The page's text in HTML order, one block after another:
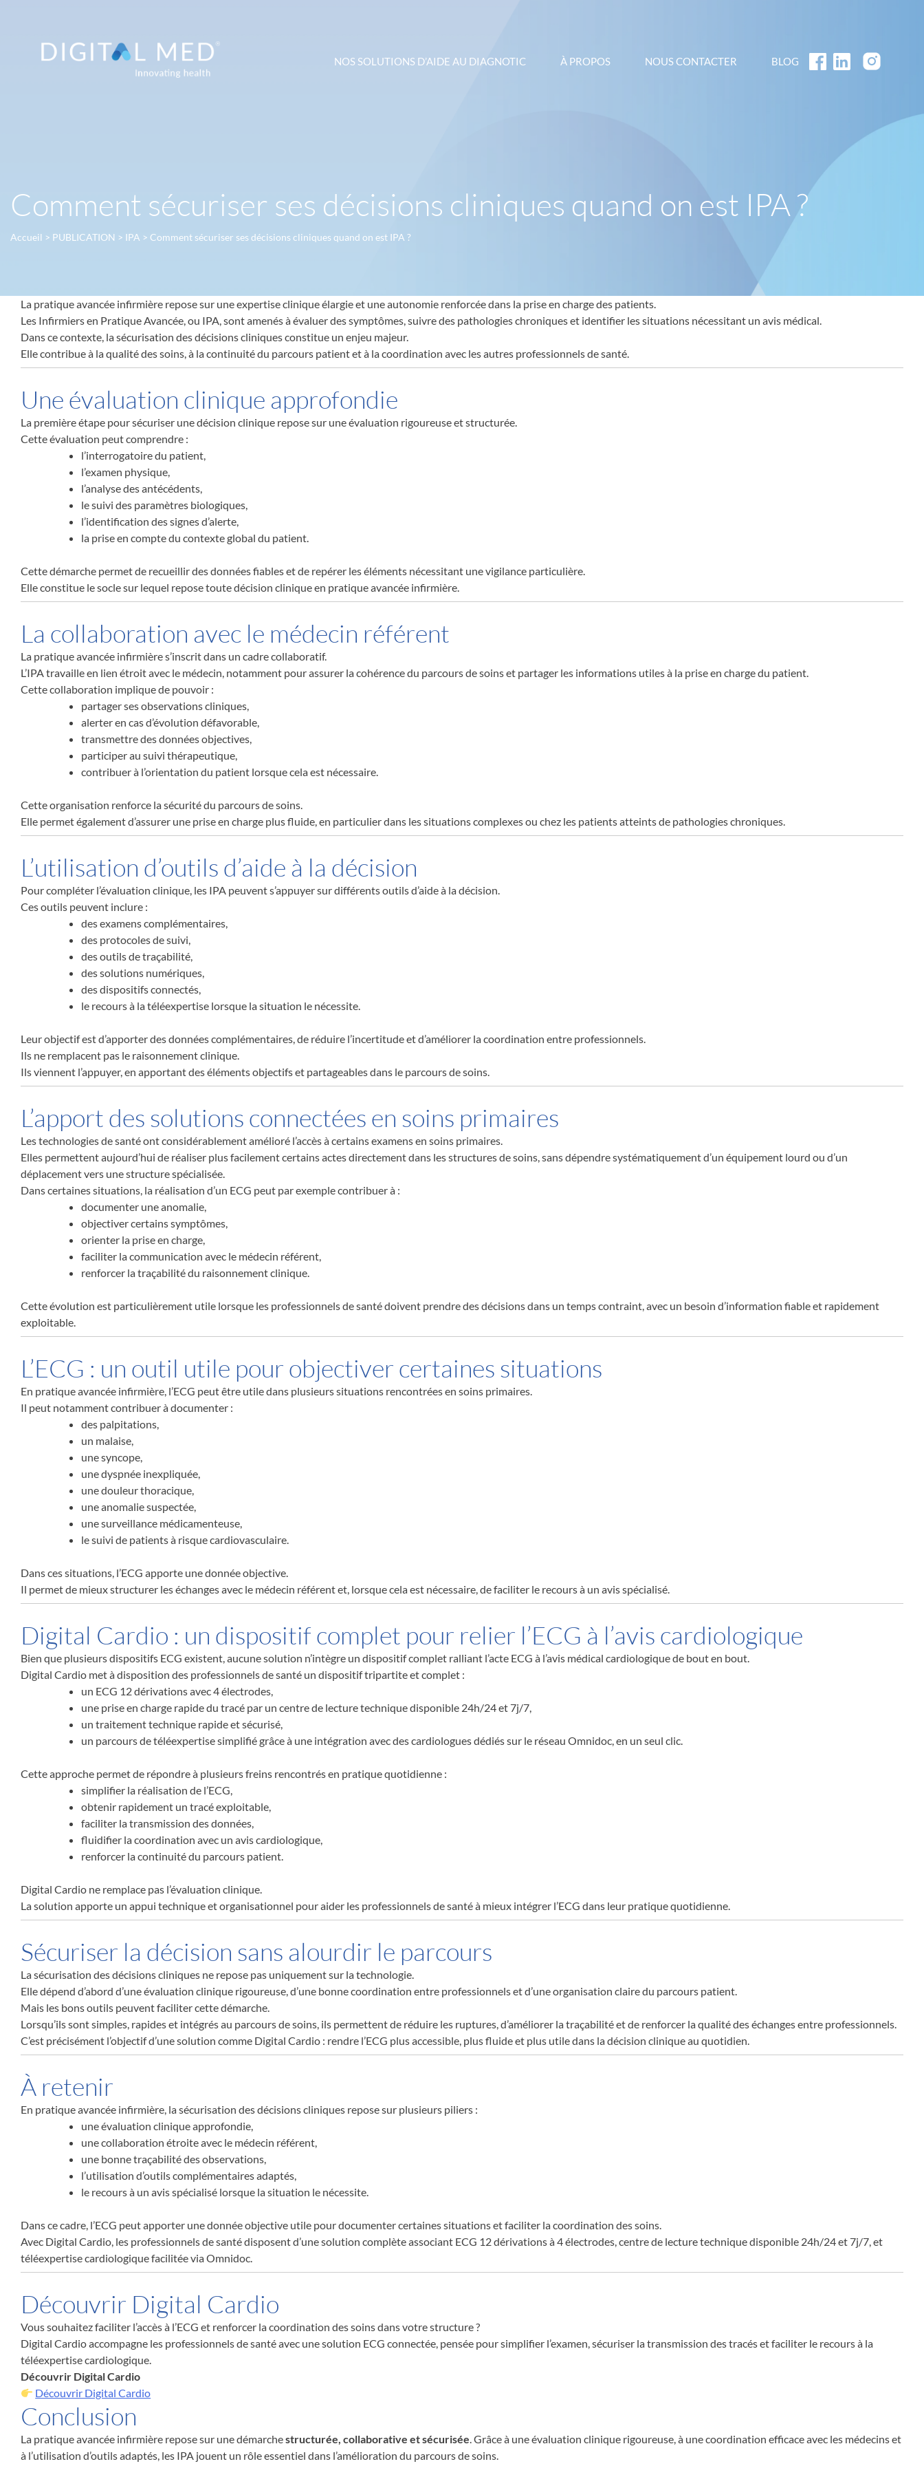
NOS SOLUTIONS D’AIDE AU DIAGNOTIC À PROPOS NOUS CONTACTER BLOG
Comment sécuriser ses décisions cliniques quand on est IPA ?
Accueil > PUBLICATION > IPA > Comment sécuriser ses décisions cliniques quand on est IPA ?
La pratique avancée infirmière repose sur une expertise clinique élargie et une autonomie renforcée dans la prise en charge des patients.
Les Infirmiers en Pratique Avancée, ou IPA, sont amenés à évaluer des symptômes, suivre des pathologies chroniques et identifier les situations nécessitant un avis médical.
Dans ce contexte, la sécurisation des décisions cliniques constitue un enjeu majeur.
Elle contribue à la qualité des soins, à la continuité du parcours patient et à la coordination avec les autres professionnels de santé.
Une évaluation clinique approfondie
La première étape pour sécuriser une décision clinique repose sur une évaluation rigoureuse et structurée.
Cette évaluation peut comprendre :
l’interrogatoire du patient,
l’examen physique,
l’analyse des antécédents,
le suivi des paramètres biologiques,
l’identification des signes d’alerte,
la prise en compte du contexte global du patient.
Cette démarche permet de recueillir des données fiables et de repérer les éléments nécessitant une vigilance particulière.
Elle constitue le socle sur lequel repose toute décision clinique en pratique avancée infirmière.
La collaboration avec le médecin référent
La pratique avancée infirmière s’inscrit dans un cadre collaboratif.
L’IPA travaille en lien étroit avec le médecin, notamment pour assurer la cohérence du parcours de soins et partager les informations utiles à la prise en charge du patient.
Cette collaboration implique de pouvoir :
partager ses observations cliniques,
alerter en cas d’évolution défavorable,
transmettre des données objectives,
participer au suivi thérapeutique,
contribuer à l’orientation du patient lorsque cela est nécessaire.
Cette organisation renforce la sécurité du parcours de soins.
Elle permet également d’assurer une prise en charge plus fluide, en particulier dans les situations complexes ou chez les patients atteints de pathologies chroniques.
L’utilisation d’outils d’aide à la décision
Pour compléter l’évaluation clinique, les IPA peuvent s’appuyer sur différents outils d’aide à la décision.
Ces outils peuvent inclure :
des examens complémentaires,
des protocoles de suivi,
des outils de traçabilité,
des solutions numériques,
des dispositifs connectés,
le recours à la téléexpertise lorsque la situation le nécessite.
Leur objectif est d’apporter des données complémentaires, de réduire l’incertitude et d’améliorer la coordination entre professionnels.
Ils ne remplacent pas le raisonnement clinique.
Ils viennent l’appuyer, en apportant des éléments objectifs et partageables dans le parcours de soins.
L’apport des solutions connectées en soins primaires
Les technologies de santé ont considérablement amélioré l’accès à certains examens en soins primaires.
Elles permettent aujourd’hui de réaliser plus facilement certains actes directement dans les structures de soins, sans dépendre systématiquement d’un équipement lourd ou d’un
déplacement vers une structure spécialisée.
Dans certaines situations, la réalisation d’un ECG peut par exemple contribuer à :
documenter une anomalie,
objectiver certains symptômes,
orienter la prise en charge,
faciliter la communication avec le médecin référent,
renforcer la traçabilité du raisonnement clinique.
Cette évolution est particulièrement utile lorsque les professionnels de santé doivent prendre des décisions dans un temps contraint, avec un besoin d’information fiable et rapidement
exploitable.
L’ECG : un outil utile pour objectiver certaines situations
En pratique avancée infirmière, l’ECG peut être utile dans plusieurs situations rencontrées en soins primaires.
Il peut notamment contribuer à documenter :
des palpitations,
un malaise,
une syncope,
une dyspnée inexpliquée,
une douleur thoracique,
une anomalie suspectée,
une surveillance médicamenteuse,
le suivi de patients à risque cardiovasculaire.
Dans ces situations, l’ECG apporte une donnée objective.
Il permet de mieux structurer les échanges avec le médecin référent et, lorsque cela est nécessaire, de faciliter le recours à un avis spécialisé.
Digital Cardio : un dispositif complet pour relier l’ECG à l’avis cardiologique
Bien que plusieurs dispositifs ECG existent, aucune solution n’intègre un dispositif complet ralliant l’acte ECG à l’avis médical cardiologique de bout en bout.
Digital Cardio met à disposition des professionnels de santé un dispositif tripartite et complet :
un ECG 12 dérivations avec 4 électrodes,
une prise en charge rapide du tracé par un centre de lecture technique disponible 24h/24 et 7j/7,
un traitement technique rapide et sécurisé,
un parcours de téléexpertise simplifié grâce à une intégration avec des cardiologues dédiés sur le réseau Omnidoc, en un seul clic.
Cette approche permet de répondre à plusieurs freins rencontrés en pratique quotidienne :
simplifier la réalisation de l’ECG,
obtenir rapidement un tracé exploitable,
faciliter la transmission des données,
fluidifier la coordination avec un avis cardiologique,
renforcer la continuité du parcours patient.
Digital Cardio ne remplace pas l’évaluation clinique.
La solution apporte un appui technique et organisationnel pour aider les professionnels de santé à mieux intégrer l’ECG dans leur pratique quotidienne.
Sécuriser la décision sans alourdir le parcours
La sécurisation des décisions cliniques ne repose pas uniquement sur la technologie.
Elle dépend d’abord d’une évaluation clinique rigoureuse, d’une bonne coordination entre professionnels et d’une organisation claire du parcours patient.
Mais les bons outils peuvent faciliter cette démarche.
Lorsqu’ils sont simples, rapides et intégrés au parcours de soins, ils permettent de réduire les ruptures, d’améliorer la traçabilité et de renforcer la qualité des échanges entre professionnels.
C’est précisément l’objectif d’une solution comme Digital Cardio : rendre l’ECG plus accessible, plus fluide et plus utile dans la décision clinique au quotidien.
À retenir
En pratique avancée infirmière, la sécurisation des décisions cliniques repose sur plusieurs piliers :
une évaluation clinique approfondie,
une collaboration étroite avec le médecin référent,
une bonne traçabilité des observations,
l’utilisation d’outils complémentaires adaptés,
le recours à un avis spécialisé lorsque la situation le nécessite.
Dans ce cadre, l’ECG peut apporter une donnée objective utile pour documenter certaines situations et faciliter la coordination des soins.
Avec Digital Cardio, les professionnels de santé disposent d’une solution complète associant ECG 12 dérivations à 4 électrodes, centre de lecture technique disponible 24h/24 et 7j/7, et
téléexpertise cardiologique facilitée via Omnidoc.
Découvrir Digital Cardio
Vous souhaitez faciliter l’accès à l’ECG et renforcer la coordination des soins dans votre structure ?
Digital Cardio accompagne les professionnels de santé avec une solution ECG connectée, pensée pour simplifier l’examen, sécuriser la transmission des tracés et faciliter le recours à la
téléexpertise cardiologique.
Découvrir Digital Cardio
Découvrir Digital Cardio
Conclusion
La pratique avancée infirmière repose sur une démarchestructurée, collaborative et sécurisée. Grâce à une évaluation clinique rigoureuse, à une coordination efficace avec les médecins et
à l’utilisation d’outils adaptés, les IPA jouent un rôle essentiel dans l’amélioration du parcours de soins.